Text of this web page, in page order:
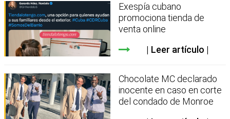
Exespía cubano
promociona tienda de
venta online
Leer artículo
Chocolate MC declarado
inocente en caso en corte
del condado de Monroe